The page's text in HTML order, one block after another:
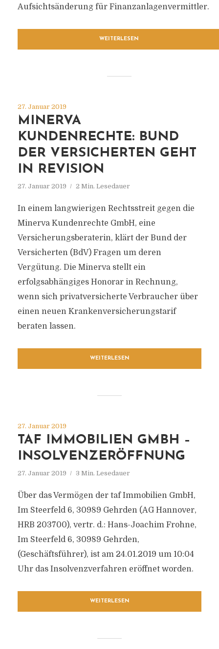
Aufsichtsänderung für Finanzanlagenvermittler.
WEITERLESEN
27. Januar 2019
MINERVA
KUNDENRECHTE: BUND
DER VERSICHERTEN GEHT
IN REVISION
27. Januar 2019 2 Min. Lesedauer
In einem langwierigen Rechtsstreit gegen die
Minerva Kundenrechte GmbH, eine
Versicherungsberaterin, klärt der Bund der
Versicherten (BdV) Fragen um deren
Vergütung. Die Minerva stellt ein
erfolgsabhängiges Honorar in Rechnung,
wenn sich privatversicherte Verbraucher über
einen neuen Krankenversicherungstarif
beraten lassen.
WEITERLESEN
27. Januar 2019
TAF IMMOBILIEN GMBH –
INSOLVENZERÖFFNUNG
27. Januar 2019 3 Min. Lesedauer
Über das Vermögen der taf Immobilien GmbH,
Im Steerfeld 6, 30989 Gehrden (AG Hannover,
HRB 203700), vertr. d.: Hans-Joachim Frohne,
Im Steerfeld 6, 30989 Gehrden,
(Geschäftsführer), ist am 24.01.2019 um 10:04
Uhr das Insolvenzverfahren eröffnet worden.
WEITERLESEN